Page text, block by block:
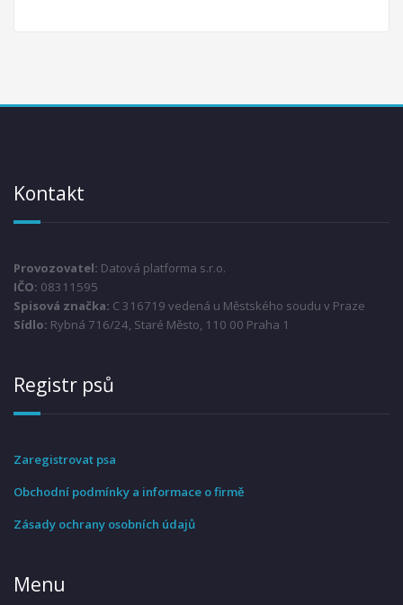
Kontakt
Provozovatel: Datová platforma s.r.o.
IČO: 08311595
Spisová značka: C 316719 vedená u Městského soudu v Praze
Sídlo: Rybná 716/24, Staré Město, 110 00 Praha 1
Registr psů
Zaregistrovat psa
Obchodní podmínky a informace o firmě
Zásady ochrany osobních údajů
Menu